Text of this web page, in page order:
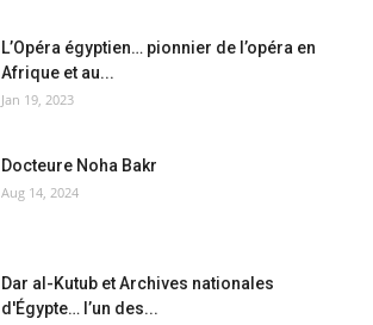
L’Opéra égyptien… pionnier de l’opéra en
Afrique et au...
Jan 19, 2023
Docteure Noha Bakr
Aug 14, 2024
Dar al-Kutub et Archives nationales
d'Égypte… l’un des...